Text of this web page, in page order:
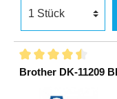
Brother DK-11209